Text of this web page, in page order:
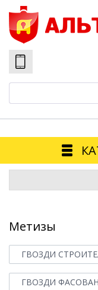
Метизы
ГВОЗДИ
ГВОЗДИ